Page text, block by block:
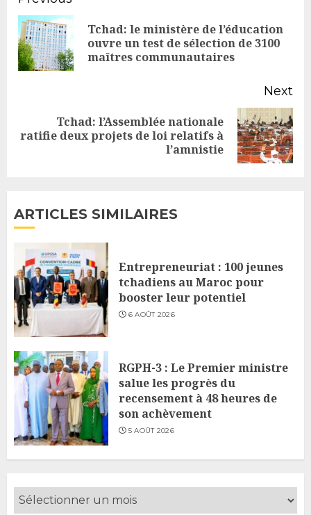
ReadingTchad: le ministère de l’éducation
ouvre un test de sélection de 3100
maîtres communautaires
Next
Next
Tchad: l’Assemblée nationale
ratifie deux projets de loi relatifs à
l’amnistie
ARTICLES SIMILAIRES
Entrepreneuriat : 100 jeunes
tchadiens au Maroc pour
booster leur potentiel
6 AOÛT 2026
RGPH-3 : Le Premier ministre
salue les progrès du
recensement à 48 heures de
son achèvement
5 AOÛT 2026